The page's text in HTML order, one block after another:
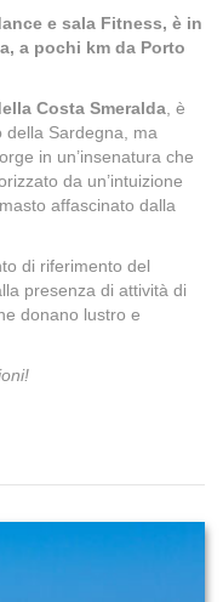
e sala Fitness, è in
a pochi km da Porto
Costa Smeralda , è
della Sardegna, ma
in un’insenatura che
da un’intuizione
affascinato dalla
di riferimento del
presenza di attività di
donano lustro e